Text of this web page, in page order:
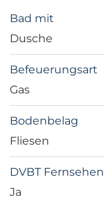
Bad mit
Dusche
Befeuerungsart
Gas
Bodenbelag
Fliesen
DVBT Fernsehen
Ja